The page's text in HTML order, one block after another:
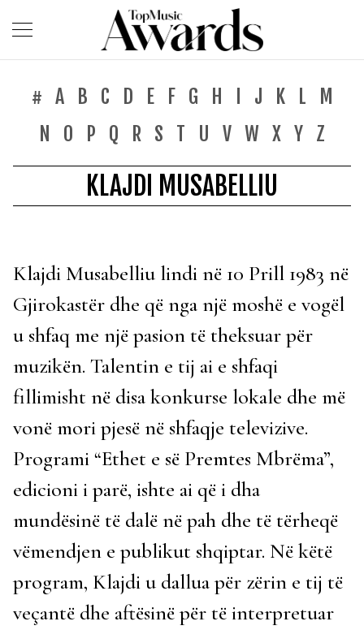
# A B C D E F G H J K L
M
N
O P Q R S T U V W X Y Z
KLAJDI MUSABELLIU
Klajdi Musabelliu lindi në 10 Prill 1983 në
Gjirokastër dhe që nga një moshë e vogël
u shfaq me një pasion të theksuar për
muzikën. Talentin e tij ai e shfaqi
fillimisht në disa konkurse lokale dhe më
vonë mori pjesë në shfaqje televizive.
Programi “Ethet e së Premtes Mbrëma”,
edicioni i parë, ishte ai që i dha
mundësinë të dalë në pah dhe të tërheqë
vëmendjen e publikut shqiptar. Në këtë
program, Klajdi u dallua për zërin e tij të
veçantë dhe aftësinë për të interpretuar